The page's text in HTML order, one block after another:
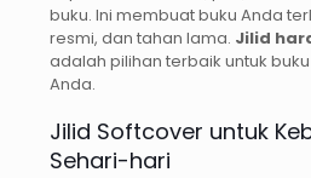
buku. Ini membuat buku Anda
resmi, dan tahan lama. Jilid
adalah pilihan terbaik untuk
Anda.
Jilid Softcover untuk
Sehari-hari